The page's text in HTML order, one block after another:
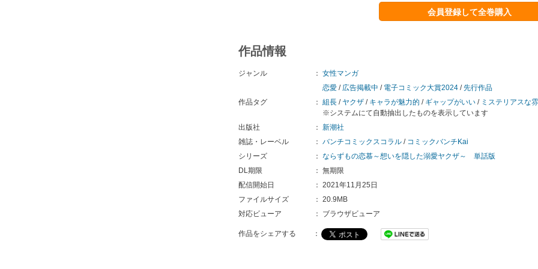
会員登録して全巻購入
作品情報
ジャンル ： 女性マンガ
恋愛 / 広告掲載中 / 電子コミック大賞2024 /先行作品
作品タグ
： 組長 / ヤクザ / キャラが魅力的 / ギャップがいい / ミステリアスな
※システムにて自動抽出したものを表示しています
出版社
： 新潮社
雑誌・レーベル
： バンチコミックスコラル / コミックバンチKai
シリーズ
： ならずもの恋慕～想いを隠した溺愛ヤクザ～ 単話版
DL期限
： 無期限
配信開始日
： 2021年11月25日
ファイルサイズ
： 20.9MB
対応ビューア
： ブラウザビューア
作品をシェアする ：